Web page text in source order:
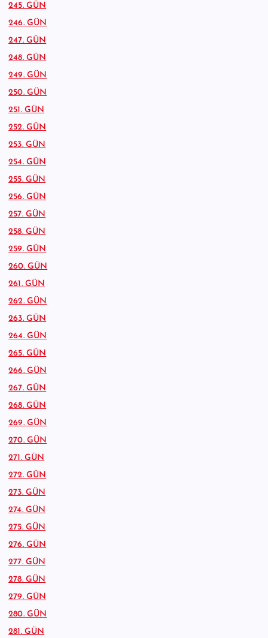
245. GÜN
246. GÜN
247. GÜN
248. GÜN
249. GÜN
250. GÜN
251. GÜN
252. GÜN
253. GÜN
254. GÜN
255. GÜN
256. GÜN
257. GÜN
258. GÜN
259. GÜN
260. GÜN
261. GÜN
262. GÜN
263. GÜN
264. GÜN
265. GÜN
266. GÜN
267. GÜN
268. GÜN
269. GÜN
270. GÜN
271. GÜN
272. GÜN
273. GÜN
274. GÜN
275. GÜN
276. GÜN
277. GÜN
278. GÜN
279. GÜN
280. GÜN
281. GÜN